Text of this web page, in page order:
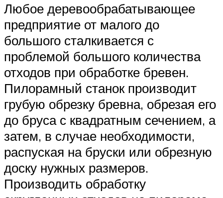
Любое деревообрабатывающее
предприятие от малого до
большого сталкивается с
проблемой большого количества
отходов при обработке бревен.
Пилорамный станок производит
грубую обрезку бревна, обрезая его
до бруса с квадратным сечением, а
затем, в случае необходимости,
распуская на бруски или обрезную
доску нужных размеров.
Производить обработку